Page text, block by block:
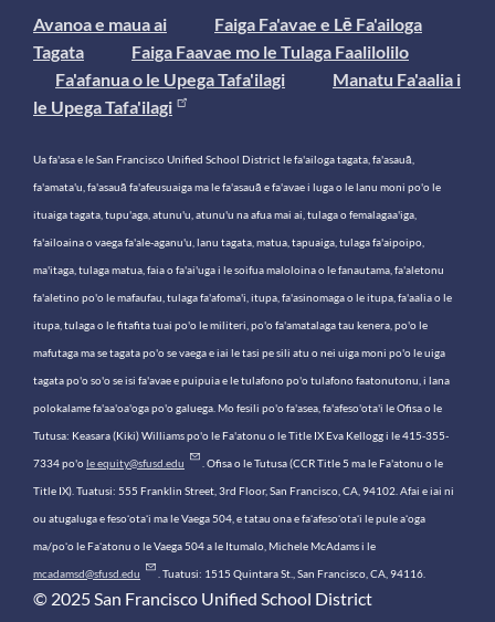
Avanoa e maua ai
Faiga Fa'avae e Lē Fa'ailoga
Tagata
Faiga Faavae mo le Tulaga Faalilolilo
Fa'afanua o le Upega Tafa'ilagi
Manatu Fa'aalia i
le Upega Tafa'ilagi
Ua fa'asa e le San Francisco Unified School District le fa'ailoga tagata, fa'asauā,
fa'amata'u, fa'asauā fa'afeusuaiga ma le fa'asauā e fa'avae i luga o le lanu moni po'o le
ituaiga tagata, tupu'aga, atunu'u, atunu'u na afua mai ai, tulaga o femalagaa'iga,
fa'ailoaina o vaega fa'ale-aganu'u, lanu tagata, matua, tapuaiga, tulaga fa'aipoipo,
ma'itaga, tulaga matua, faia o fa'ai'uga i le soifua maloloina o le fanautama, fa'aletonu
fa'aletino po'o le mafaufau, tulaga fa'afoma'i, itupa, fa'asinomaga o le itupa, fa'aalia o le
itupa, tulaga o le fitafita tuai po'o le militeri, po'o fa'amatalaga tau kenera, po'o le
mafutaga ma se tagata po'o se vaega e iai le tasi pe sili atu o nei uiga moni po'o le uiga
tagata po'o so'o se isi fa'avae e puipuia e le tulafono po'o tulafono faatonutonu, i lana
polokalame fa'aa'oa'oga po'o galuega. Mo fesili po'o fa'asea, fa'afeso'ota'i le Ofisa o le
Tutusa: Keasara (Kiki) Williams po'o le Fa'atonu o le Title IX Eva Kellogg i le 415-355-
7334 po'ole equity@sfusd.edu . Ofisa o le Tutusa (CCR Title 5 ma le Fa'atonu o le
Title IX). Tuatusi: 555 Franklin Street, 3rd Floor, San Francisco, CA, 94102. Afai e iai ni
ou atugaluga e fesoʻotaʻi ma le Vaega 504, e tatau ona e faʻafesoʻotaʻi le pule aʻoga
ma/poʻo le Faʻatonu o le Vaega 504 a le Itumalo, Michele McAdams i le
mcadamsd@sfusd.edu . Tuatusi: 1515 Quintara St., San Francisco, CA, 94116.
© 2025 San Francisco Unified School District